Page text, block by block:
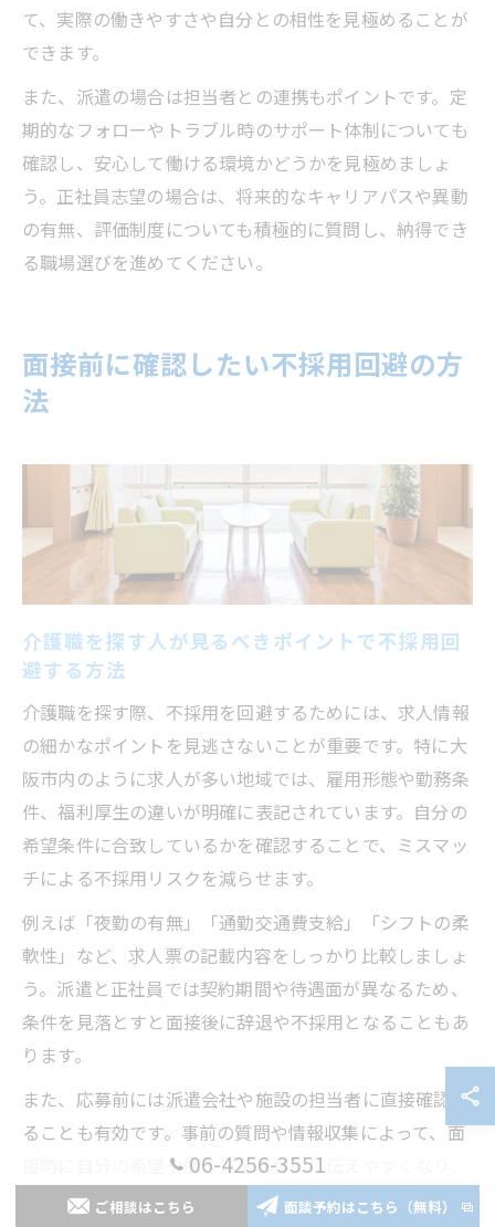
て、実際の働きやすさや自分との相性を見極めることが
できます。
また、派遣の場合は担当者との連携もポイントです。定
期的なフォローやトラブル時のサポート体制についても
確認し、安心して働ける環境かどうかを見極めましょ
う。正社員志望の場合は、将来的なキャリアパスや異動
の有無、評価制度についても積極的に質問し、納得でき
る職場選びを進めてください。
面接前に確認したい不採用回避の方
法
介護職を探す人が見るべきポイントで不採用回
避する方法
介護職を探す際、不採用を回避するためには、求人情報
の細かなポイントを見逃さないことが重要です。特に大
阪市内のように求人が多い地域では、雇用形態や勤務条
件、福利厚生の違いが明確に表記されています。自分の
希望条件に合致しているかを確認することで、ミスマッ
チによる不採用リスクを減らせます。
例えば「夜勤の有無」「通勤交通費支給」「シフトの柔
軟性」など、求人票の記載内容をしっかり比較しましょ
う。派遣と正社員では契約期間や待遇面が異なるため、
条件を見落とすと面接後に辞退や不採用となることもあ
ります。
また、応募前には派遣会社や施設の担当者に直接確認す
ることも有効です。事前の質問や情報収集によって、面
接時に自分の希望や働き方を具体的に伝えやすくなり、
採用側にも好印象を与えることができます。
06-4256-3551
ご相談はこちら 面談予約はこちら（無料）